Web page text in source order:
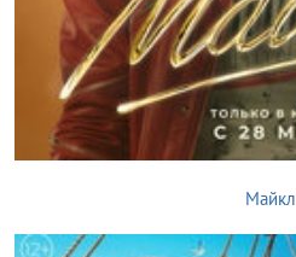
Майкл